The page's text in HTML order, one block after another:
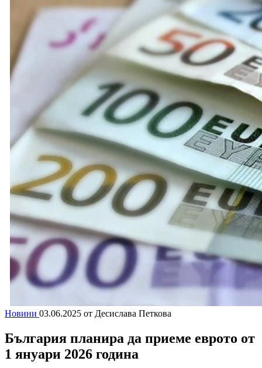
Новини 03.06.2025 от Десислава Петкова
България планира да приеме еврото от
1 януари 2026 година